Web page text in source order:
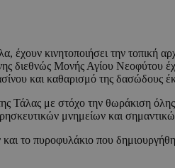
κινητοποιήσει την τοπική
διεθνώς Μονής Αγίου Νεοφύτου
και καθαρισμό της δασώδους
Τάλας με στόχο την θωράκιση
μνημείων και
και το πυροφυλάκιο που